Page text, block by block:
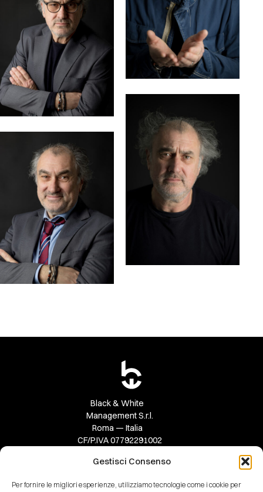
Gestisci Consenso
Per fornire le migliori esperienze, utilizziamo tecnologie come i cookie per
Black & White
Management S.r.l.
Roma — Italia
CF/P.IVA 07792291002
info@blackewhite.com